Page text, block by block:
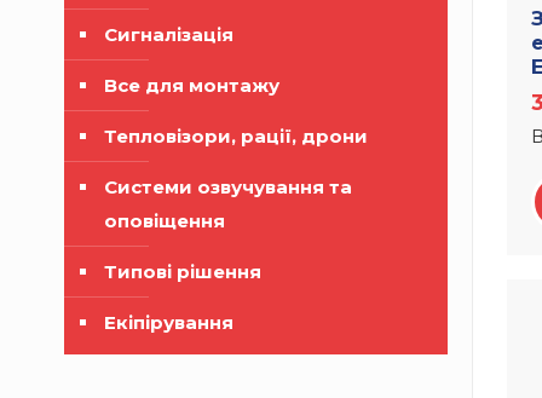
Сигналізація
Все для монтажу
Тепловізори, рації, дрони
Системи озвучування та
оповіщення
Типові рішення
Екіпірування